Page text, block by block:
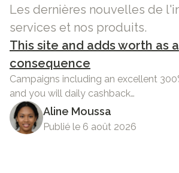
Les dernières nouvelles de
services et nos produits.
This site and adds worth as a
consequence
Campaigns including an excellent
and you will daily cashback…
Aline Moussa
Publié le 6 août 2026